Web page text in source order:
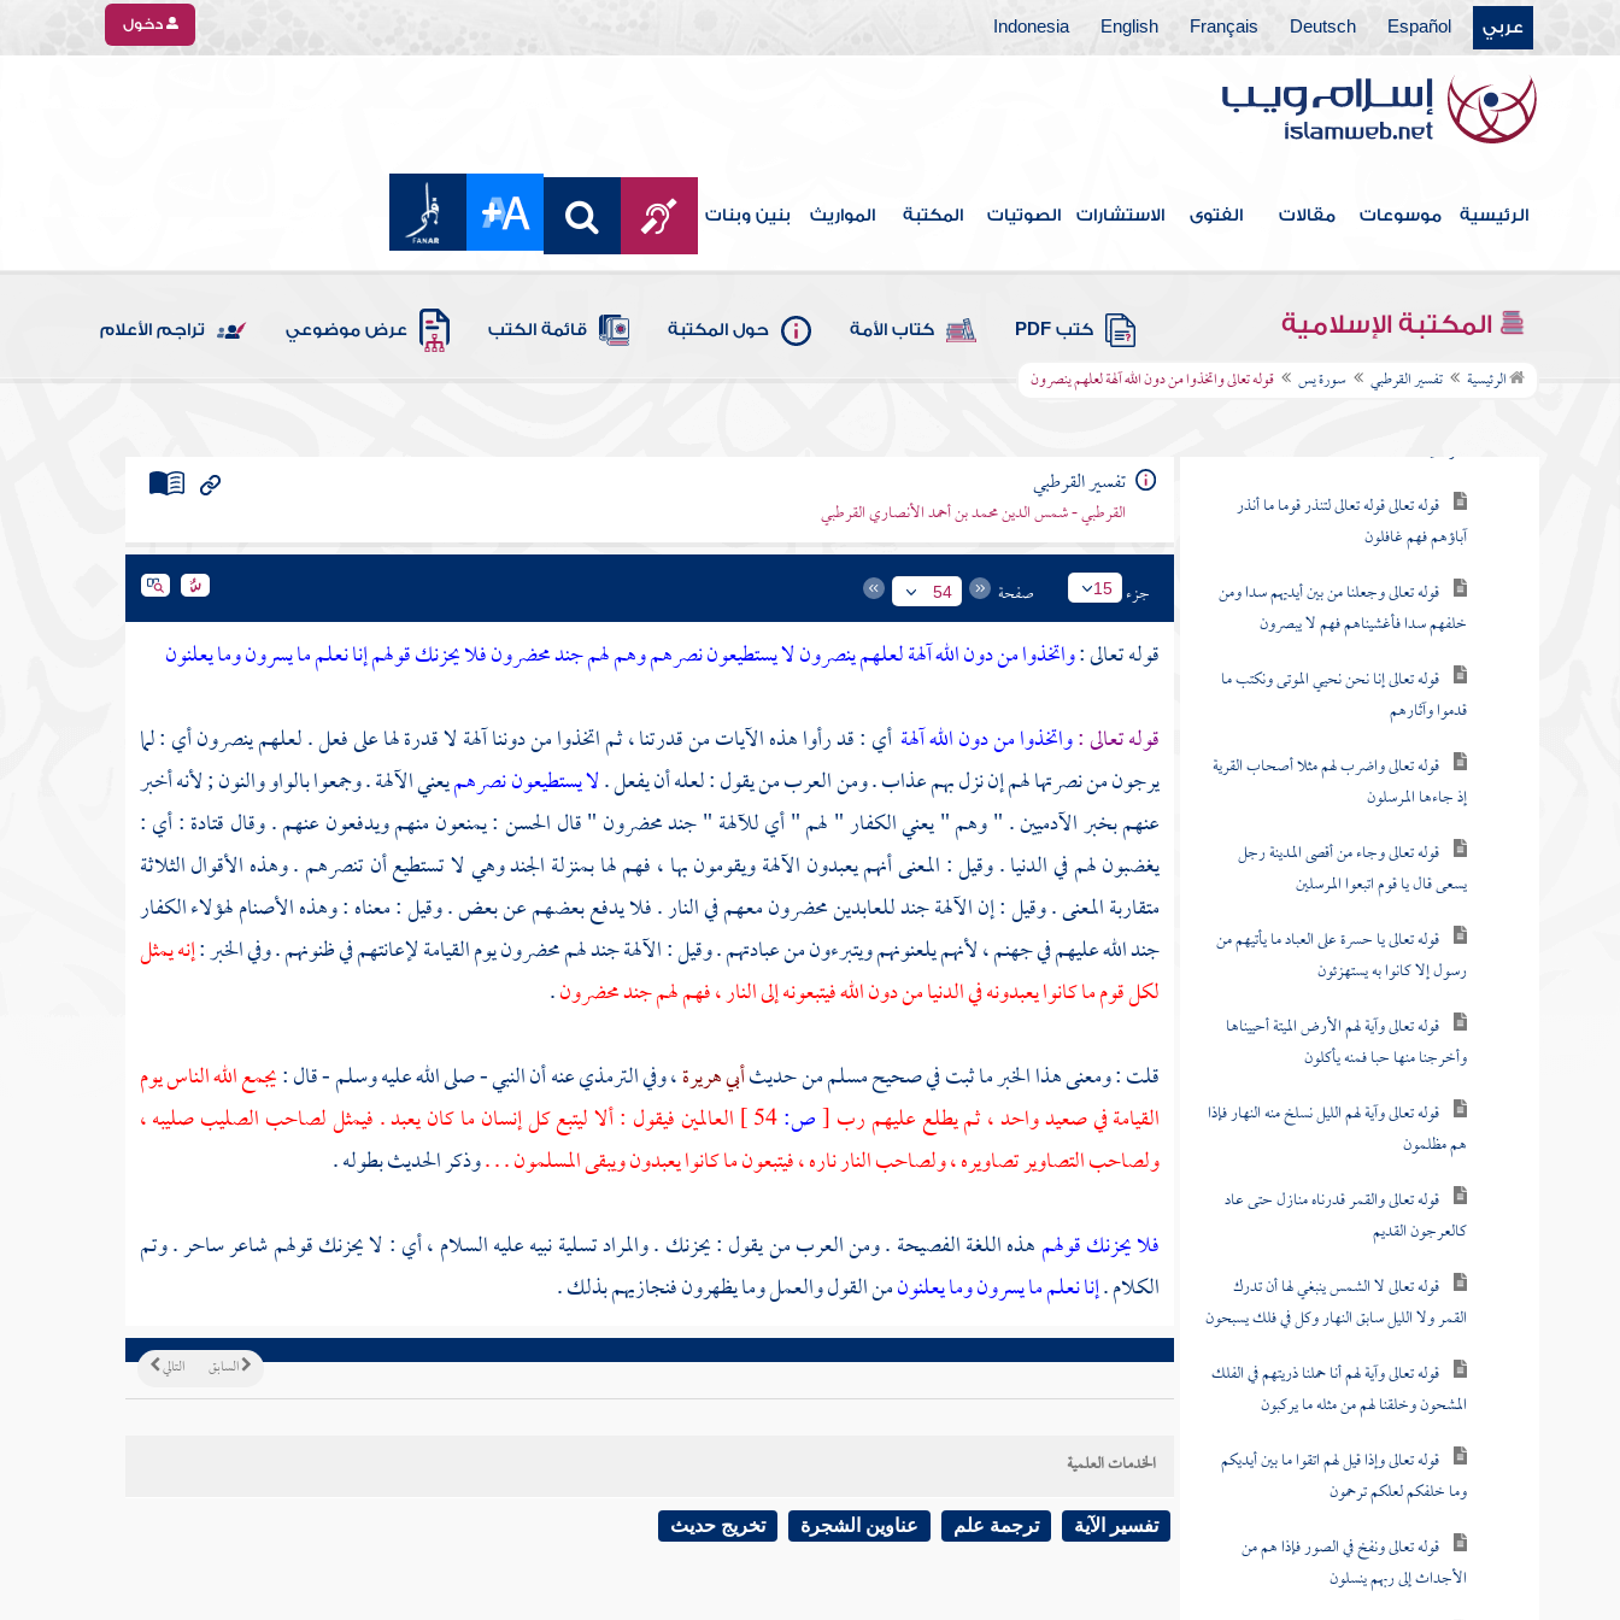
عربي Español
Deutsch
Français
English
Indonesia دخول
الرئيسية موسوعات مقالات الفتوى الاستشارات الصوتيات المكتبة المواريث بنين وبنات
المكتبة الإسلامية كتب PDF كتاب الأمة حول المكتبة قائمة الكتب عرض موضوعي تراجم الأعلام
الرئيسية تفسير القرطبي سورة يس قوله تعالى واتخذوا من دون الله آلهة لعلهم ينصرون
سورة الروم
سورة لقمان
سورة السجدة
سورة الأحزاب
سورة سبأ
سورة فاطر
سورة يس
المرسلين
قوله تعالى قوله تعالى لتنذر قوما ما أنذر
آباؤهم فهم غافلون
قوله تعالى وجعلنا من بين أيديهم سدا ومن
خلفهم سدا فأغشيناهم فهم لا يبصرون
قوله تعالى إنا نحن نحيي الموتى ونكتب ما
قدموا وآثارهم
قوله تعالى واضرب لهم مثلا أصحاب القرية
إذ جاءها المرسلون
قوله تعالى وجاء من أقصى المدينة رجل
يسعى قال يا قوم اتبعوا المرسلين
قوله تعالى يا حسرة على العباد ما يأتيهم من
رسول إلا كانوا به يستهزئون
قوله تعالى وآية لهم الأرض الميتة أحييناها
وأخرجنا منها حبا فمنه يأكلون
قوله تعالى وآية لهم الليل نسلخ منه النهار فإذا
هم مظلمون
قوله تعالى والقمر قدرناه منازل حتى عاد
كالعرجون القديم
قوله تعالى لا الشمس ينبغي لها أن تدرك
القمر ولا الليل سابق النهار وكل في فلك يسبحون
قوله تعالى وآية لهم أنا حملنا ذريتهم في الفلك
المشحون وخلقنا لهم من مثله ما يركبون
قوله تعالى وإذا قيل لهم اتقوا ما بين أيديكم
وما خلفكم لعلكم ترحمون
قوله تعالى ونفخ في الصور فإذا هم من
الأجداث إلى ربهم ينسلون
تفسير القرطبي
القرطبي - شمس الدين محمد بن أحمد الأنصاري القرطبي
جزء 15 صفحة 54
قوله تعالى :واتخذوا من دون الله آلهة لعلهم ينصرون لا يستطيعون نصرهم وهم لهم جند محضرون فلا يحزنك قولهم إنا نعلم ما يسرون وما يعلنون
قوله تعالى :واتخذوا من دون الله آلهة أي : قد رأوا هذه الآيات من قدرتنا ، ثم اتخذوا من دوننا آلهة لا قدرة لها على فعل . لعلهم ينصرون أي : لما
يرجون من نصرتها لهم إن نزل بهم عذاب . ومن العرب من يقول : لعله أن يفعل .لا يستطيعون نصرهميعني الآلهة . وجمعوا بالواو والنون ; لأنه أخبر
عنهم بخبر الآدميين . " وهم " يعني الكفار " لهم " أي للآلهة " جند محضرون " قالالحسن: يمنعون منهم ويدفعون عنهم . وقالقتادة: أي :
يغضبون لهم في الدنيا . وقيل : المعنى أنهم يعبدون الآلهة ويقومون بها ، فهم لها بمنزلة الجند وهي لا تستطيع أن تنصرهم . وهذه الأقوال الثلاثة
متقاربة المعنى . وقيل : إن الآلهة جند للعابدين محضرون معهم في النار . فلا يدفع بعضهم عن بعض . وقيل : معناه : وهذه الأصنام لهؤلاء الكفار
جند الله عليهم في جهنم ، لأنهم يلعنونهم ويتبرءون من عبادتهم . وقيل : الآلهة جند لهم محضرون يوم القيامة لإعانتهم في ظنونهم . وفي الخبر :إنه يمثل
لكل قوم ما كانوا يعبدونه في الدنيا من دون الله فيتبعونه إلى النار ، فهم لهم جند محضرون.
قلت : ومعنى هذا الخبر ما ثبت في صحيحمسلممن حديثأبي هريرة، وفيالترمذيعنه أن النبي - صلى الله عليه وسلم - قال :يجمع الله الناس يوم
القيامة في صعيد واحد ، ثم يطلع عليهم رب[ص:
العالمين فيقول : ألا ليتبع كل إنسان ما كان يعبد . فيمثل لصاحب الصليب صليبه ،
ولصاحب التصاوير تصاويره ، ولصاحب النار ناره ، فيتبعون ما كانوا يعبدون ويبقى المسلمون . . .وذكر الحديث بطوله .
فلا يحزنك قولهمهذه اللغة الفصيحة . ومن العرب من يقول : يحزنك . والمراد تسلية نبيه عليه السلام ، أي : لا يحزنك قولهم شاعر ساحر . وتم
الكلام .إنا نعلم ما يسرون وما يعلنونمن القول والعمل وما يظهرون فنجازيهم بذلك .
التالي السابق
الخدمات العلمية
تفسير الآية ترجمة علم عناوين الشجرة تخريج حديث